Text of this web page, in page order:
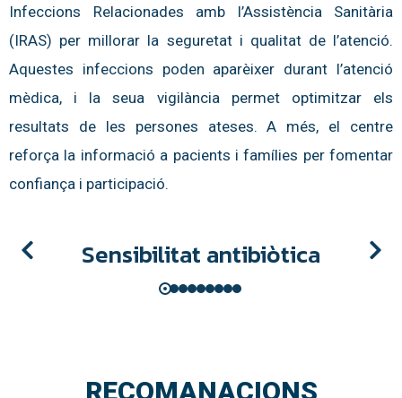
Infeccions Relacionades amb l’Assistència Sanitària
(IRAS) per millorar la seguretat i qualitat de l’atenció.
Aquestes infeccions poden aparèixer durant l’atenció
mèdica, i la seua vigilància permet optimitzar els
resultats de les persones ateses. A més, el centre
reforça la informació a pacients i famílies per fomentar
confiança i participació.
Sensibilitat antibiòtica
RECOMANACIONS